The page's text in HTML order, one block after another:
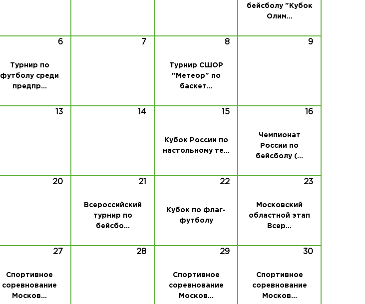
бейсболу "Кубок
Олим...
6
Турнир по
футболу среди
предпр...
7 8
Турнир СШОР
"Метеор" по
баскет...
9
13 14 15
Кубок России по
настольному те...
16
Чемпионат
России по
бейсболу (...
20 21
Всероссийский
турнир по
бейсбо...
22
Кубок по флаг-
футболу
23
Московский
областной этап
Всер...
27
Спортивное
соревнование
Москов...
28 29
Спортивное
соревнование
Москов...
30
Спортивное
соревнование
Москов...